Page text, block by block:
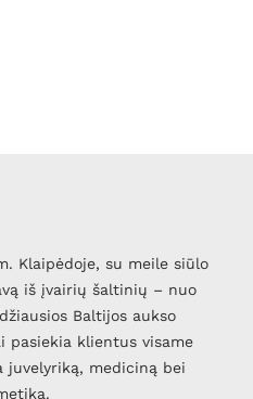
Klaipėdoje, su meile siūlo
iš įvairių šaltinių – nuo
Baltijos aukso
pasiekia klientus visame
mediciną bei